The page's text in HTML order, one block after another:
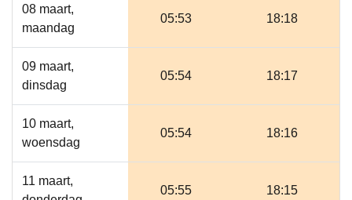
08 maart,
maandag
05:53 18:18
09 maart,
dinsdag
05:54 18:17
10 maart,
woensdag
05:54 18:16
11 maart,
05:55 18:15